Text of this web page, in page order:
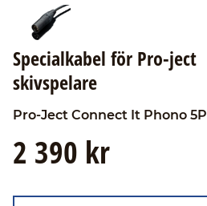
Specialkabel för Pro-ject
skivspelare
Pro-Ject Connect It Phono 5P
2 390 kr